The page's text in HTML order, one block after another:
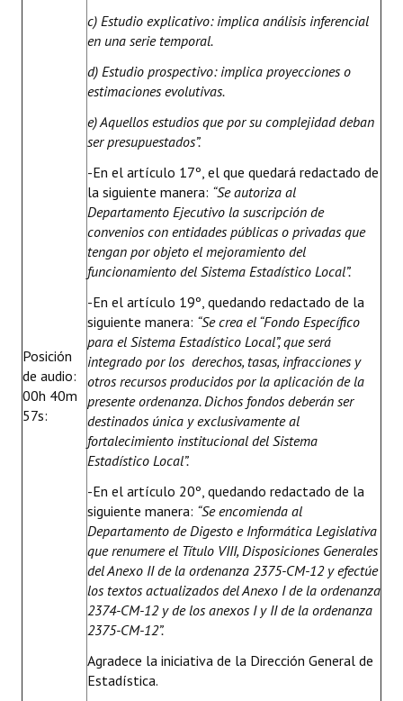
Posición
de audio:
00h 40m
57s:
c) Estudio explicativo: implica análisis inferencial
en una serie temporal.
d) Estudio prospectivo: implica proyecciones o
estimaciones evolutivas.
e) Aquellos estudios que por su complejidad deban
ser presupuestados”.
-En el artículo 17º, el que quedará redactado de
la siguiente manera: “Se autoriza al
Departamento Ejecutivo la suscripción de
convenios con entidades públicas o privadas que
tengan por objeto el mejoramiento del
funcionamiento del Sistema Estadístico Local”.
-En el artículo 19º, quedando redactado de la
siguiente manera: “Se crea el “Fondo Específico
para el Sistema Estadístico Local”, que será
integrado por los derechos, tasas, infracciones y
otros recursos producidos por la aplicación de la
presente ordenanza. Dichos fondos deberán ser
destinados única y exclusivamente al
fortalecimiento institucional del Sistema
Estadístico Local”.
-En el artículo 20º, quedando redactado de la
siguiente manera: “Se encomienda al
Departamento de Digesto e Informática Legislativa
que renumere el Título VIII, Disposiciones Generales
del Anexo II de la ordenanza 2375-CM-12 y efectúe
los textos actualizados del Anexo I de la ordenanza
2374-CM-12 y de los anexos I y II de la ordenanza
2375-CM-12”.
Agradece la iniciativa de la Dirección General de
Estadística.